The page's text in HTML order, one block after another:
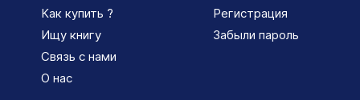
Как купить ?
Ищу книгу
Связь с нами
О нас
Регистрация
Забыли пароль